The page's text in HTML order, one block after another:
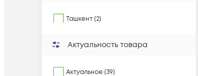
Ташкент (2)
Актуальность товара
Актуальное (39)